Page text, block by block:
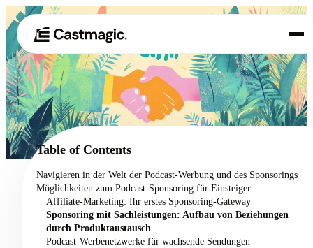
01 Produkt
02 Anwendungsfälle
Preisgestaltung
Über uns
Table of Contents
Navigieren in der Welt der Podcast-Werbung und des Sponsorings
Möglichkeiten zum Podcast-Sponsoring für Einsteiger
Affiliate-Marketing: Ihr erstes Sponsoring-Gateway
Sponsoring mit Sachleistungen: Aufbau von Beziehungen
durch Produktaustausch
Podcast-Werbenetzwerke für wachsende Sendungen